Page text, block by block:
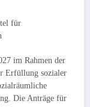
für
im Rahmen der
Erfüllung sozialer
Die Anträge für